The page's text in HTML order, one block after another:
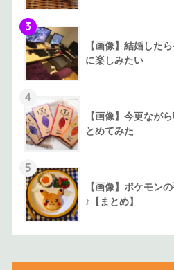
3
【画像】結婚した
に楽しみたい
4
【画像】今更なが
とめてみた
5
【画像】ポケモン
♪【まとめ】